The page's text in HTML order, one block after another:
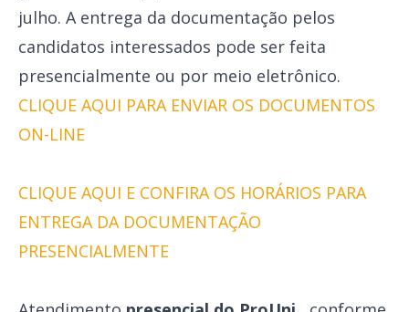
julho. A entrega da documentação pelos
candidatos interessados pode ser feita
presencialmente ou por meio eletrônico.
CLIQUE AQUI PARA ENVIAR OS DOCUMENTOS
ON-LINE
CLIQUE AQUI E CONFIRA OS HORÁRIOS PARA
ENTREGA DA DOCUMENTAÇÃO
PRESENCIALMENTE